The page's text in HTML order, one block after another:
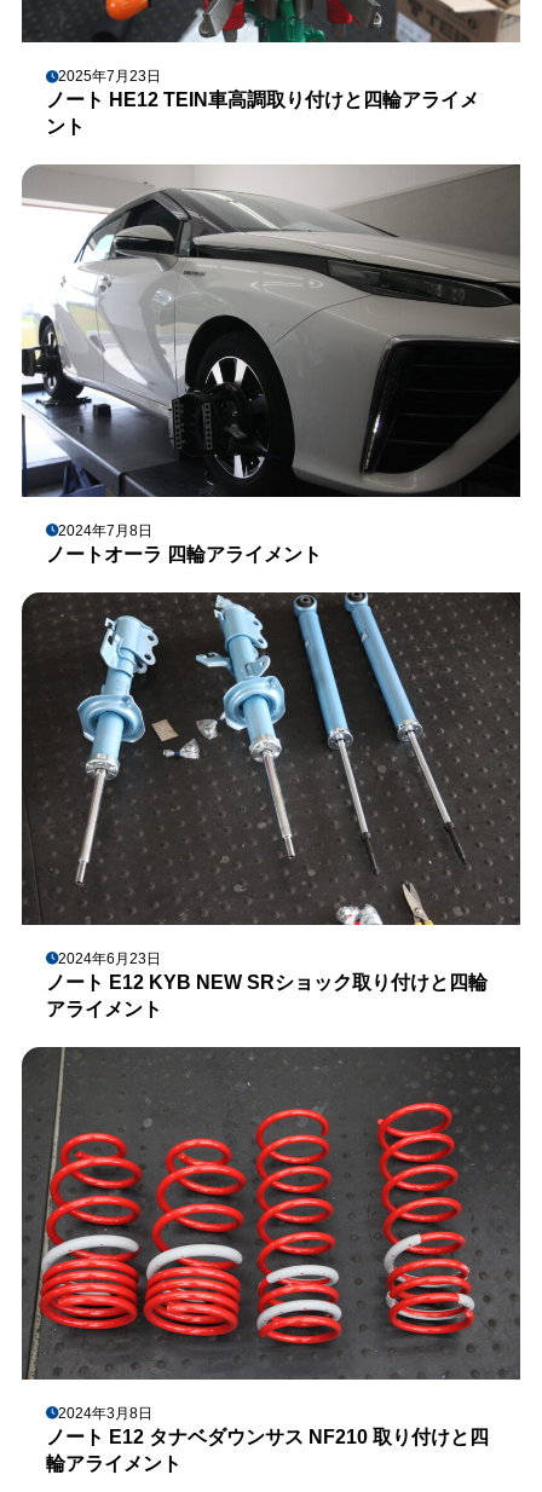
2025年7月23日
ノート HE12 TEIN車高調取り付けと四輪アライメ
ント
2024年7月8日
ノートオーラ 四輪アライメント
2024年6月23日
ノート E12 KYB NEW SRショック取り付けと四輪
アライメント
2024年3月8日
ノート E12 タナベダウンサス NF210 取り付けと四
輪アライメント